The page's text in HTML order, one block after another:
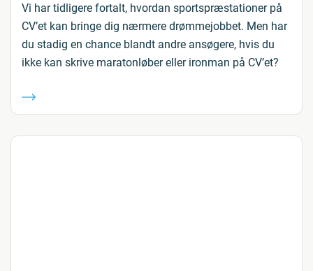
Vi har tidligere fortalt, hvordan sportspræstationer på
CV’et kan bringe dig nærmere drømmejobbet. Men har
du stadig en chance blandt andre ansøgere, hvis du
ikke kan skrive maratonløber eller ironman på CV’et?